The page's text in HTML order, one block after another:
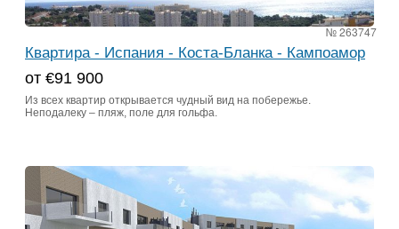
№ 263747
Квартира - Испания - Коста-Бланка - Кампоамор
от €91 900
Из всех квартир открывается чудный вид на побережье.
Неподалеку – пляж, поле для гольфа.